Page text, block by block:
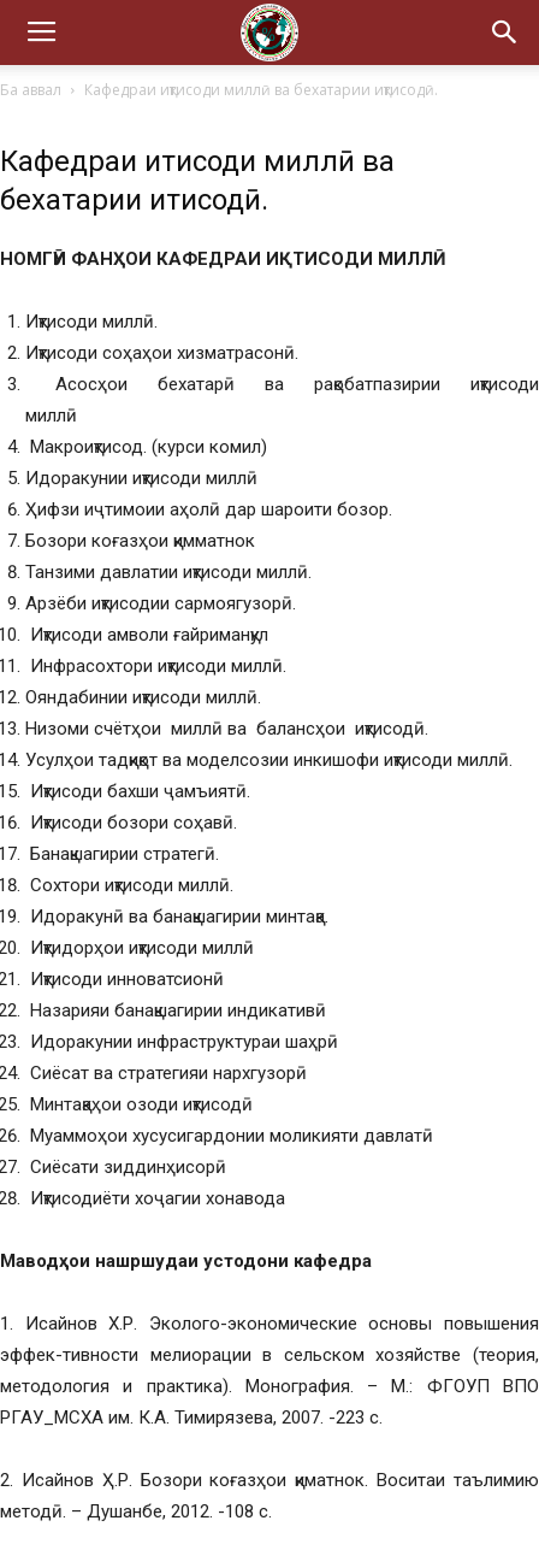
Ба аввал Кафедраи иқтисоди миллӣ ва бехатарии иқтисодӣ.
Кафедраи иқтисоди миллӣ ва
бехатарии иқтисодӣ.
НОМГӮИ ФАНҲОИ КАФЕДРАИ ИҚТИСОДИ МИЛЛӢ
Иқтисоди миллӣ.
Иқтисоди соҳаҳои хизматрасонӣ.
Асосҳои бехатарӣ ва рақобатпазирии иқтисоди
миллӣ
Макроиқтисод. (курси комил)
Идоракунии иқтисоди миллӣ
Ҳифзи иҷтимоии аҳолӣ дар шароити бозор.
Бозори коғазҳои қимматнок
Танзими давлатии иқтисоди миллӣ.
Арзёби иқтисодии сармоягузорӣ.
Иқтисоди амволи ғайриманқул
Инфрасохтори иқтисоди миллӣ.
Ояндабинии иқтисоди миллӣ.
Низоми счётҳои миллӣ ва балансҳои иқтисодӣ.
Усулҳои тадқиқот ва моделсозии инкишофи иқтисоди миллӣ.
Иқтисоди бахши ҷамъиятӣ.
Иқтисоди бозори соҳавӣ.
Банақшагирии стратегӣ.
Сохтори иқтисоди миллӣ.
Идоракунӣ ва банақшагирии минтақа.
Иқтидорҳои иқтисоди миллӣ
Иқтисоди инноватсионӣ
Назарияи банақшагирии индикативӣ
Идоракунии инфраструктураи шаҳрӣ
Сиёсат ва стратегияи нархгузорӣ
Минтақаҳои озоди иқтисодӣ
Муаммоҳои хусусигардонии моликияти давлатӣ
Сиёсати зиддинҳисорӣ
Иқтисодиёти хоҷагии хонавода
Маводҳои нашршудаи устодони кафедра
1. Исайнов Х.Р. Эколого-экономические основы повышения
эффек-тивности мелиорации в сельском хозяйстве (теория,
методология и практика). Монография. – М.: ФГОУП ВПО
РГАУ_МСХА им. К.А. Тимирязева, 2007. -223 с.
2. Исайнов Ҳ.Р. Бозори коғазҳои қиматнок. Воситаи таълимию
методӣ. – Душанбе, 2012. -108 с.